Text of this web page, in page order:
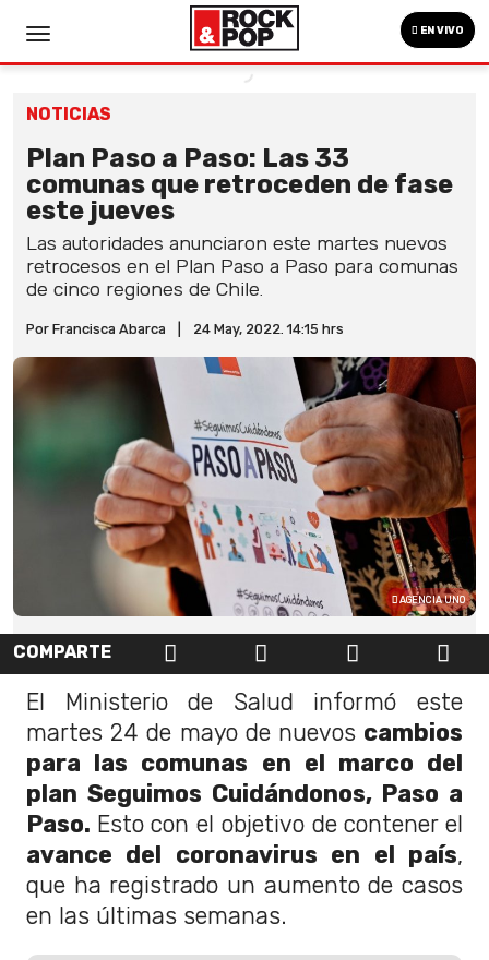
EN VIVO
NOTICIAS
Plan Paso a Paso: Las 33
comunas que retroceden de fase
este jueves
Las autoridades anunciaron este martes nuevos
retrocesos en el Plan Paso a Paso para comunas
de cinco regiones de Chile.
Por Francisca Abarca 24 May, 2022. 14:15 hrs
AGENCIA UNO
COMPARTE
El Ministerio de Salud informó este
martes 24 de mayo de nuevos cambios
para las comunas en el marco del
plan Seguimos Cuidándonos, Paso a
Paso. Esto con el objetivo de contener el
avance del coronavirus en el país,
que ha registrado un aumento de casos
en las últimas semanas.